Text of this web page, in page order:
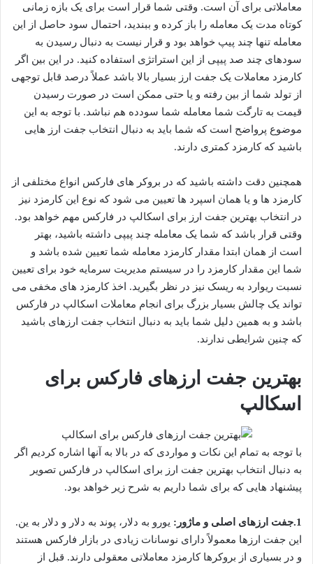
معاملاتی برای آن است. وقتی شما قرار است برای یک بازه زمانی
کوتاه مدت یک معامله را باز کرده و ببندید، احتمال سود حاصل از این
معامله تنها چند پیپ خواهد بود و قرار نیست به دنبال رسیدن به
سودهای چند صد پیپی از این استراتژی استفاده کنید. در این بین اگر
کارمزد معاملات یک جفت ارز بسیار بالا باشد عملاً درصد قابل توجهی
از تولد شما از بین رفته و یا حتی ممکن است در صورت رسیدن
قیمت به تارگت شما معامله شما سودده هم نباشد. با توجه به این
موضوع پرواضح است که شما باید به دنبال انتخاب جفت ارز هایی
باشید که کارمزد کمتری دارند.
همچنین دقت داشته باشید که در بروکر های فارکس انواع مختلفی از
کارمزد ها و یا همان اسپرد ها تعیین می شود که نوع این کارمزد نیز
در انتخاب بهترین جفت ارز برای اسکالپ در فارکس مهم خواهد بود.
وقتی قرار باشد که شما یک معامله چند پیپی داشته باشید، بهتر
است از همان ابتدا مقدار کارمزد معامله شما تعیین شده باشد و
شما این مقدار کارمزد را در سیستم مدیریت سرمایه خود برای تعیین
نسبت ریوارد به ریسک نیز در نظر بگیرید. اخذ کارمزد های مخفی می
تواند یک چالش بسیار بزرگ برای انجام معاملات اسکالپ در فارکس
باشد و به همین دلیل شما باید به دنبال انتخاب جفت ارزهای باشید
که چنین شرایطی ندارند.
بهترین جفت ارزهای فارکس برای
اسکالپ
با توجه به تمام این نکات و مواردی که در بالا به آنها اشاره کردیم اگر
به دنبال انتخاب بهترین جفت ارز برای اسکالپ در فارکس تصویر
پیشنهاد هایی که برای شما داریم به شرح زیر خواهد بود.
1.جفت ارزهای اصلی و ماژور:
یورو به دلار، پوند به دلار و دلار به ین.
این جفت ارزها معمولاً دارای نوسانات زیادی در بازار فارکس هستند
و در بسیاری از بروکرها کارمزد معاملاتی معقولی دارند. قبل از